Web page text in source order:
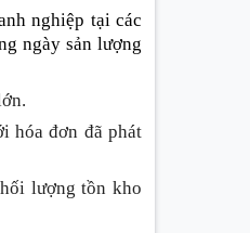
nghiệp tại các
ngày sản lượng
hóa đơn đã phát
lượng tồn kho